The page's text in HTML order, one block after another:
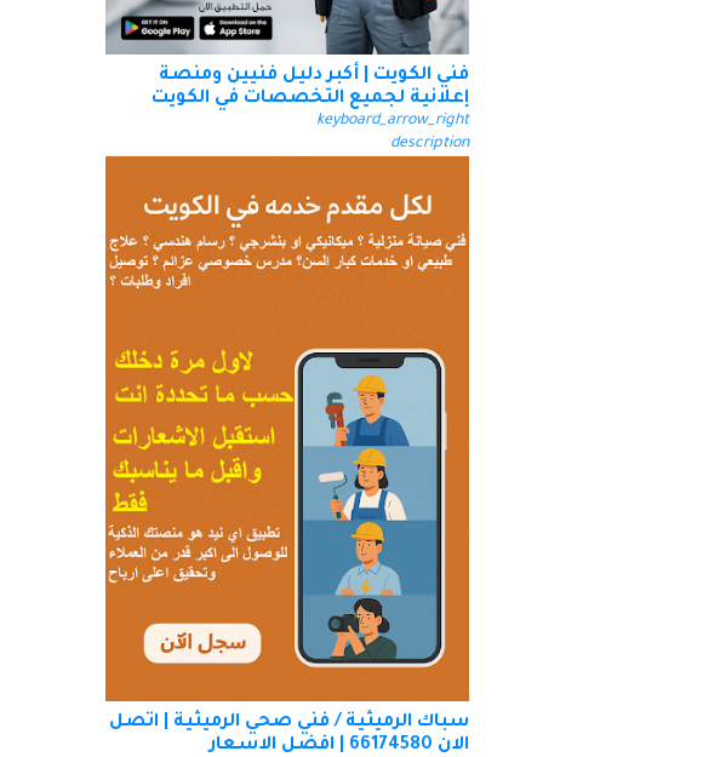
فني الكويت | أكبر دليل فنيين ومنصة
إعلانية لجميع التخصصات في الكويت
keyboard_arrow_right
description
سباك الرميثية / فني صحي الرميثية | اتصل
الان 66174580 | افضل الاسعار